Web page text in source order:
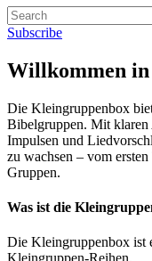
Search
for:
Subscribe
Willkommen
Die Kleingruppenbox
Bibelgruppen. Mit klaren
Impulsen und
zu wachsen – vom
Gruppen.
Was ist die
Die Kleingruppenbox ist